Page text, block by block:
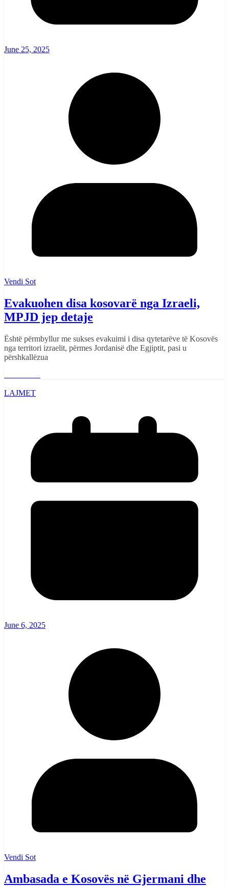
June 25, 2025
Vendi Sot
Evakuohen disa kosovarë nga Izraeli,
MPJD jep detaje
Është përmbyllur me sukses evakuimi i disa qytetarëve të Kosovës
nga territori izraelit, përmes Jordanisë dhe Egjiptit, pasi u
përshkallëzua
LAJMET
June 6, 2025
Vendi Sot
Ambasada e Kosovës në Gjermani dhe